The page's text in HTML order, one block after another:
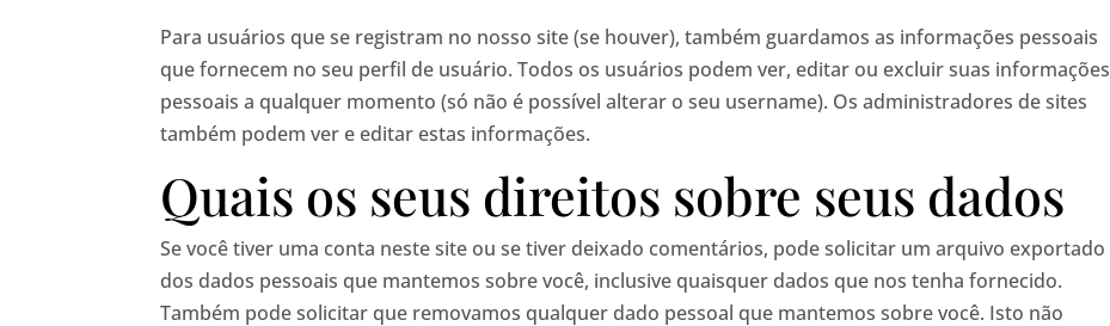
Para usuários que se registram no nosso site (se houver), também guardamos as informações pessoais
que fornecem no seu perfil de usuário. Todos os usuários podem ver, editar ou excluir suas informações
pessoais a qualquer momento (só não é possível alterar o seu username). Os administradores de sites
também podem ver e editar estas informações.
Quais os seus direitos sobre seus dados
Se você tiver uma conta neste site ou se tiver deixado comentários, pode solicitar um arquivo exportado
dos dados pessoais que mantemos sobre você, inclusive quaisquer dados que nos tenha fornecido.
Também pode solicitar que removamos qualquer dado pessoal que mantemos sobre você. Isto não